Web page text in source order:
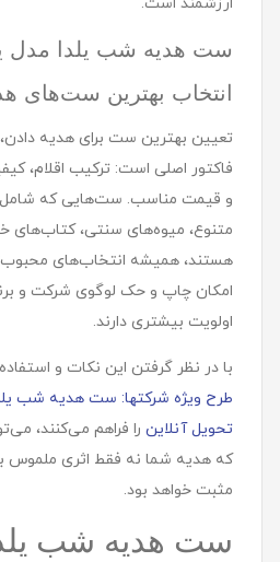
ست هديه شب یلدا مدل
انتخاب بهترین ست‌های
تعیین بهترین ست برای هدیه
فاکتور اصلی است: ترکیب اقلام،
و قیمت مناسب. ست‌هایی که شامل
متنوع، میوه‌های سنتی، کتاب‌های
هستند، همیشه انتخاب‌های
امکان چاپ و حک لوگوی شرکت و
اولویت بیشتری دارند.
با در نظر گرفتن این نکات و
طرح ویژه شرکتها: ست هدیه شب
تحویل آنلاین را فراهم می‌کنند،
که هدیه شما نه فقط اثری ملموس
مثبت خواهد بود.
ست هديه شب